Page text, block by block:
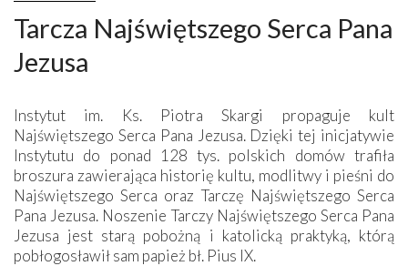
Tarcza Najświętszego Serca Pana
Jezusa
Instytut im. Ks. Piotra Skargi propaguje kult
Najświętszego Serca Pana Jezusa. Dzięki tej inicjatywie
Instytutu do ponad 128 tys. polskich domów trafiła
broszura zawierająca historię kultu, modlitwy i pieśni do
Najświętszego Serca oraz Tarczę Najświętszego Serca
Pana Jezusa. Noszenie Tarczy Najświętszego Serca Pana
Jezusa jest starą pobożną i katolicką praktyką, którą
pobłogosławił sam papież bł. Pius IX.